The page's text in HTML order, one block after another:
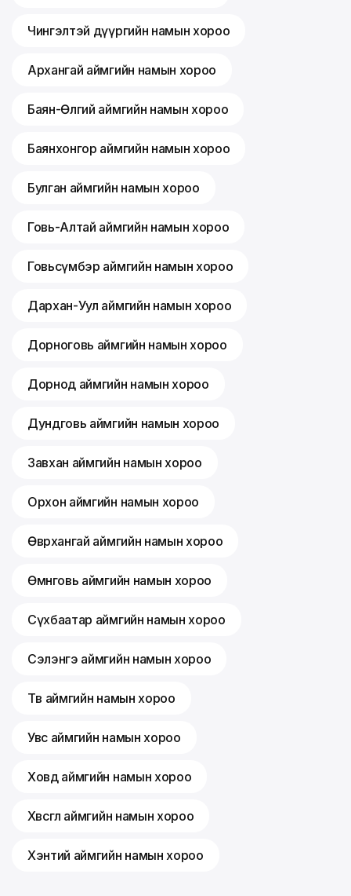
Чингэлтэй дүүргийн намын хороо
Архангай аймгийн намын хороо
Баян-Өлгий аймгийн намын хороо
Баянхонгор аймгийн намын хороо
Булган аймгийн намын хороо
Говь-Алтай аймгийн намын хороо
Говьсүмбэр аймгийн намын хороо
Дархан-Уул аймгийн намын хороо
Дорноговь аймгийн намын хороо
Дорнод аймгийн намын хороо
Дундговь аймгийн намын хороо
Завхан аймгийн намын хороо
Орхон аймгийн намын хороо
Өвөрхангай аймгийн намын хороо
Өмнөговь аймгийн намын хороо
Сүхбаатар аймгийн намын хороо
Сэлэнгэ аймгийн намын хороо
Төв аймгийн намын хороо
Увс аймгийн намын хороо
Ховд аймгийн намын хороо
Хөвсгөл аймгийн намын хороо
Хэнтий аймгийн намын хороо